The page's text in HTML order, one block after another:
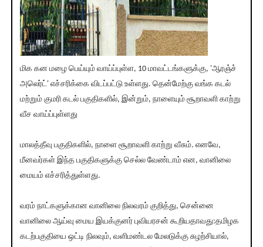
மிக கன மழை பெய்யும் வாய்ப்புள்ள, 10 மாவட்டங்களுக்கு, 'ஆரஞ்ச்
அலெர்ட்' எச்சரிக்கை விடப்பட்டு உள்ளது. தென்மேற்கு வங்க கடல்
மற்றும் குமரி கடல் பகுதிகளில், இன்றும், நாளையும் சூறாவளி காற்று
வீச வாய்ப்புள்ளது
மாலத்தீவு பகுதிகளில், நாளை சூறாவளி காற்று வீசும். எனவே,
மீனவர்கள் இந்த பகுதிகளுக்கு செல்ல வேண்டாம் என, வானிலை
மையம் எச்சரித்துள்ளது.
வரம் நாட்களுக்கான வானிலை நிலவரம் குறித்து, சென்னை
வானிலை ஆய்வு மைய இயக்குனர் புவியரசன் கூறியதாவது:தமிழக
கடற்பகுதியை ஒட்டி நிலவும், வளிமண்டல மேலடுக்கு சுழற்சியால்,